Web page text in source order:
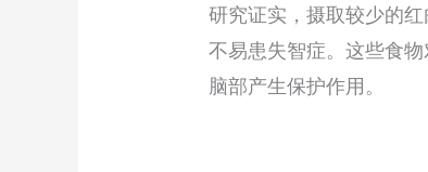
研究证实，摄取较少的
不易患失智症。这些食
脑部产生保护作用。